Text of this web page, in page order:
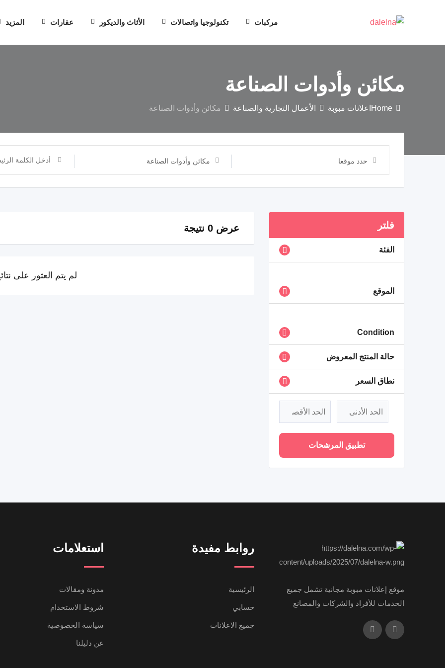
مركبات تكنولوجيا واتصالات الأثاث والديكور عقارات المزيد
مكائن ​​وأدوات الصناعة
Home اعلانات مبوبة الأعمال التجارية والصناعة مكائن ​​وأدوات الصناعة
حدد موقعا مكائن ​​وأدوات الصناعة
فلتر
الفئة
الموقع
Condition
حالة المنتج المعروض
نطاق السعر
تطبيق المرشحات
عرض 0 نتيجة
لم يتم العثور على
موقع إعلانات مبوبة مجانية تشمل جميع
الخدمات للأفراد والشركات والمصانع
روابط مفيدة
الرئيسية
حسابي
جميع الاعلانات
استعلامات
مدونة ومقالات
شروط الاستخدام
سياسة الخصوصية
عن دليلنا